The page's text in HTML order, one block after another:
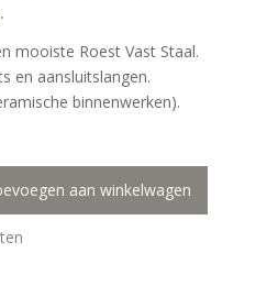
mooiste Roest Vast Staal.
en aansluitslangen.
binnenwerken).
aan winkelwagen